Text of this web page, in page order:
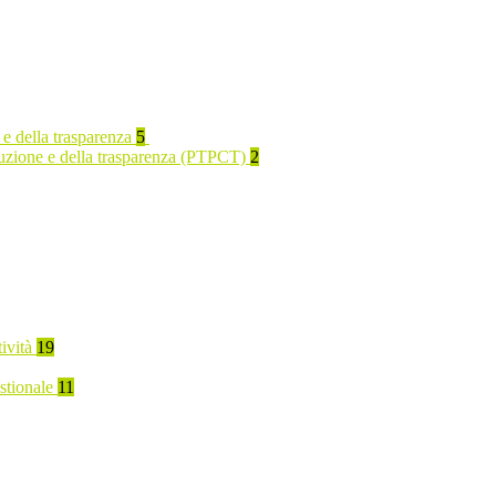
della trasparenza 5
e della trasparenza (PTPCT) 2
19
11